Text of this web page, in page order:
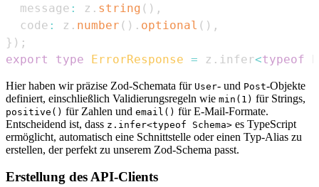
  message
: z . string ( ) ,
  code
: z . number ( ) . optional ( ) ,
} ) ;
export
type ErrorResponse = z . infer<typeof
Hier haben wir präzise Zod-Schemata für User- und Post-Objekte
definiert, einschließlich Validierungsregeln wie min(1) für Strings,
positive() für Zahlen und email() für E-Mail-Formate.
Entscheidend ist, dass z.infer<typeof Schema> es TypeScript
ermöglicht, automatisch eine Schnittstelle oder einen Typ-Alias zu
erstellen, der perfekt zu unserem Zod-Schema passt.
Erstellung des API-Clients